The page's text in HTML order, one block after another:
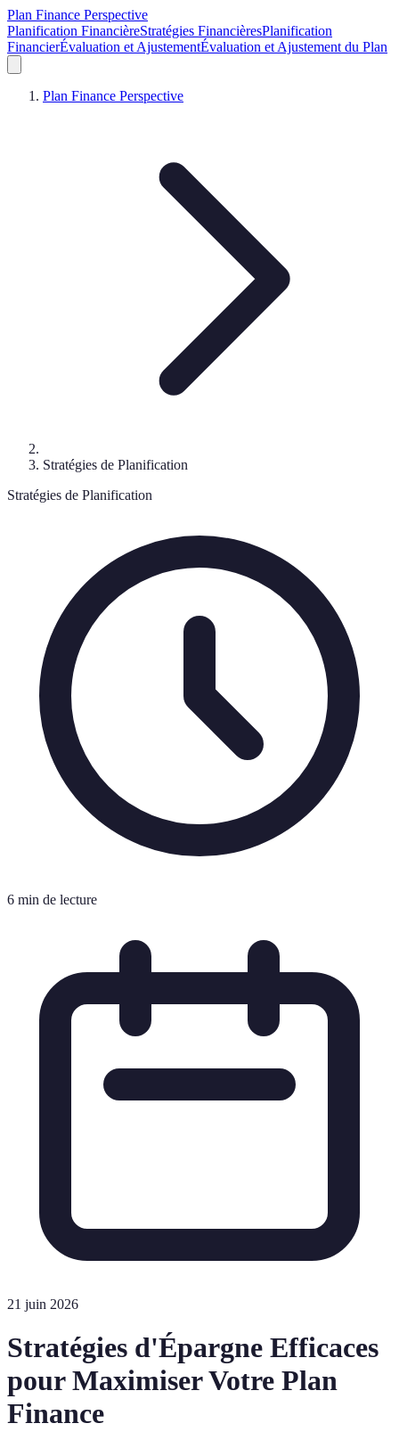
Plan Finance Perspective
Planification FinancièreStratégies FinancièresPlanification
FinancierÉvaluation et AjustementÉvaluation et Ajustement du Plan
Plan Finance Perspective
Stratégies de Planification
Stratégies de Planification
6 min de lecture
21 juin 2026
Stratégies d'Épargne Efficaces
pour Maximiser Votre Plan
Finance